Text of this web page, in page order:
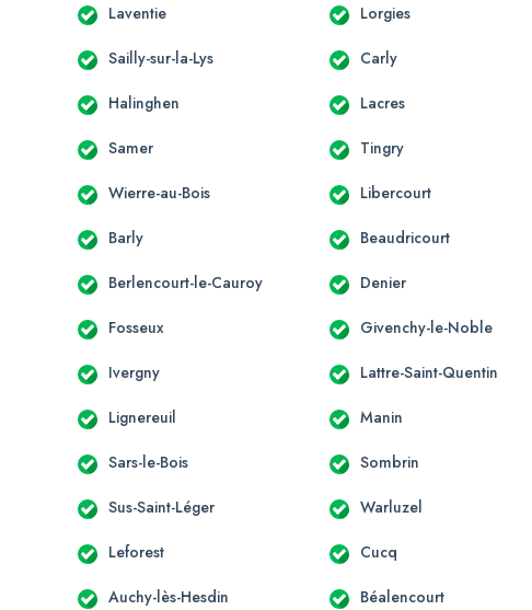
Laventie Lorgies
Sailly-sur-la-Lys Carly
Halinghen Lacres
Samer Tingry
Wierre-au-Bois Libercourt
Barly Beaudricourt
Berlencourt-le-Cauroy Denier
Fosseux Givenchy-le-Noble
Ivergny Lattre-Saint-Quentin
Lignereuil Manin
Sars-le-Bois Sombrin
Sus-Saint-Léger Warluzel
Leforest Cucq
Auchy-lès-Hesdin Béalencourt